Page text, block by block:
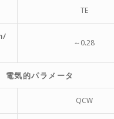
TE
～0.28
電気的パラメータ
QCW